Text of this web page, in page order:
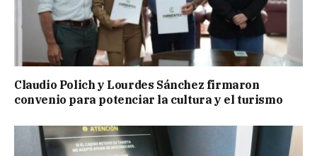
Claudio Polich y Lourdes Sánchez firmaron
convenio para potenciar la cultura y el turismo